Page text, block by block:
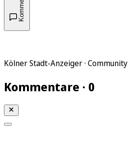
Kölner Stadt-Anzeiger · Community
Kommentare · 0